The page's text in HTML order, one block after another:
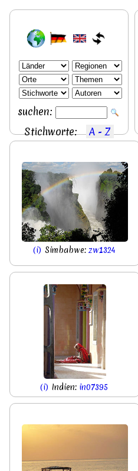
suchen:
Stichworte: A - Z
(i) Simbabwe: zw1324
(i) Indien: in07395